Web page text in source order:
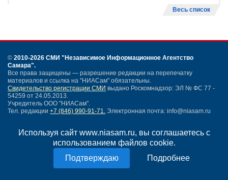
Используя сайт www.niasam.ru, вы соглашаетесь с
использованием файлов cookie.
Подробнее
Весь список
© 2010-2026 СМИ "Независимое Информационное Агентство
Самара".
Все права защищены — разрешение редакции на перепечатку
материалов и ссылка на "НИАСам" обязательны.
Свидетельство регистрации СМИ выдано Роскомнадзор: ЭЛ № ФС 77 -
54259 от 24.05.2013.
Учредитель ООО "НИАСам".
Тел. редакции +7 (846) 990-91-71. Электронная почта: info@niasam.ru
Карта сайта
Нашли ошибку?
Политика конфиденциальности
Согласие на обработку персональных данных